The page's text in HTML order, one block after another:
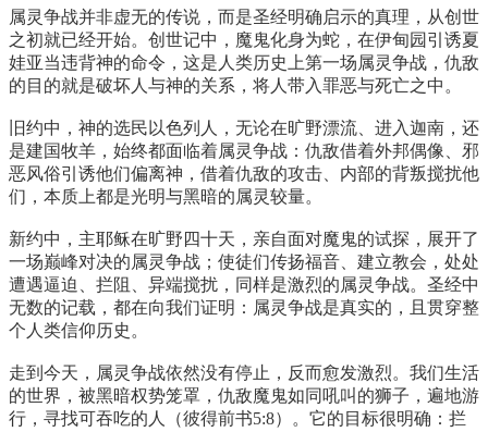
属灵争战并非虚无的传说，而是圣经明确启示的真理，从创世
之初就已经开始。创世记中，魔鬼化身为蛇，在伊甸园引诱夏
娃亚当违背神的命令，这是人类历史上第一场属灵争战，仇敌
的目的就是破坏人与神的关系，将人带入罪恶与死亡之中。
旧约中，神的选民以色列人，无论在旷野漂流、进入迦南，还
是建国牧羊，始终都面临着属灵争战：仇敌借着外邦偶像、邪
恶风俗引诱他们偏离神，借着仇敌的攻击、内部的背叛搅扰他
们，本质上都是光明与黑暗的属灵较量。
新约中，主耶稣在旷野四十天，亲自面对魔鬼的试探，展开了
一场巅峰对决的属灵争战；使徒们传扬福音、建立教会，处处
遭遇逼迫、拦阻、异端搅扰，同样是激烈的属灵争战。圣经中
无数的记载，都在向我们证明：属灵争战是真实的，且贯穿整
个人类信仰历史。
走到今天，属灵争战依然没有停止，反而愈发激烈。我们生活
的世界，被黑暗权势笼罩，仇敌魔鬼如同吼叫的狮子，遍地游
行，寻找可吞吃的人（彼得前书5:8）。它的目标很明确：拦